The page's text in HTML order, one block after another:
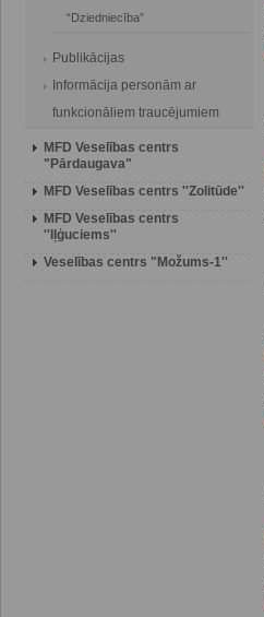
“Dziedniecība”
Publikācijas
Informācija personām ar
funkcionāliem traucējumiem
MFD Veselības centrs
"Pārdaugava"
MFD Veselības centrs ''Zolitūde''
MFD Veselības centrs
''Iļģuciems''
Veselības centrs "Možums-1''